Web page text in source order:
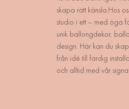
skapa rätt känsla.Hos
studio i ett – med öga
unik ballongdekor,
design. Här kan du
från idé till färdig
och alltid med vår